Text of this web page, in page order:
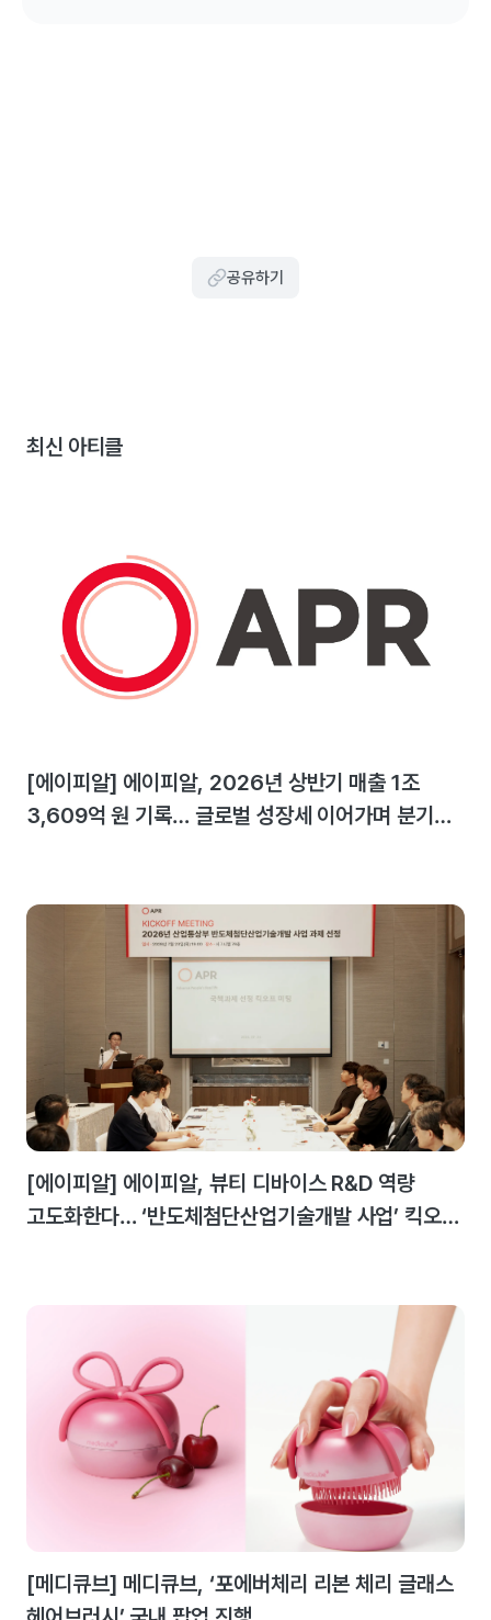
공유하기
최신 아티클
[에이피알] 에이피알, 2026년 상반기 매출 1조
3,609억 원 기록… 글로벌 성장세 이어가며 분기
[에이피알] 에이피알, 뷰티 디바이스 R&D 역량
고도화한다… ‘반도체첨단산업기술개발 사업’ 킥오프
[메디큐브] 메디큐브, ‘포에버체리 리본 체리 글래스